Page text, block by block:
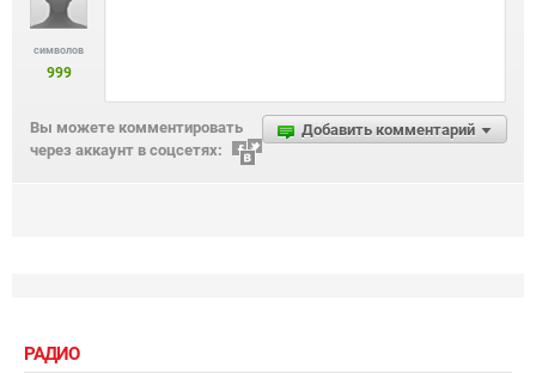
символов
999
Добавить комментарий
Вы можете комментировать
через аккаунт в соцсетях:
РАДИО